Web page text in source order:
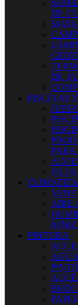
DE
DE
PISCINAS
PARA
AIRE
PINTURA